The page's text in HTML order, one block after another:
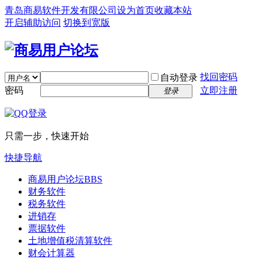
青岛商易软件开发有限公司 设为首页收藏本站
开启辅助访问 切换到宽版
自动登录 找回密码
密码
登录 立即注册
只需一步，快速开始
快捷导航
商易用户论坛BBS
财务软件
税务软件
进销存
票据软件
土地增值税清算软件
财会计算器